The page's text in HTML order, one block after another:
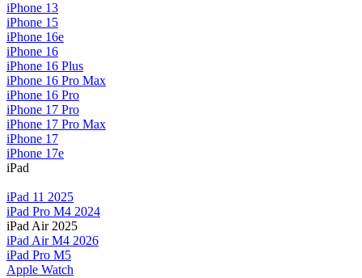
iPhone 13
iPhone 15
iPhone 16e
iPhone 16
iPhone 16 Plus
iPhone 16 Pro Max
iPhone 16 Pro
iPhone 17 Pro
iPhone 17 Pro Max
iPhone 17
iPhone 17e
iPad
iPad 11 2025
iPad Pro M4 2024
iPad Air 2025
iPad Air M4 2026
iPad Pro M5
Apple Watch